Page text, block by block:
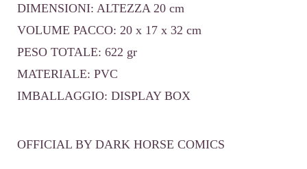
DIMENSIONI: ALTEZZA 20 cm
VOLUME PACCO: 20 x 17 x 32 cm
PESO TOTALE: 622 gr
MATERIALE: PVC
IMBALLAGGIO: DISPLAY BOX
OFFICIAL BY DARK HORSE COMICS